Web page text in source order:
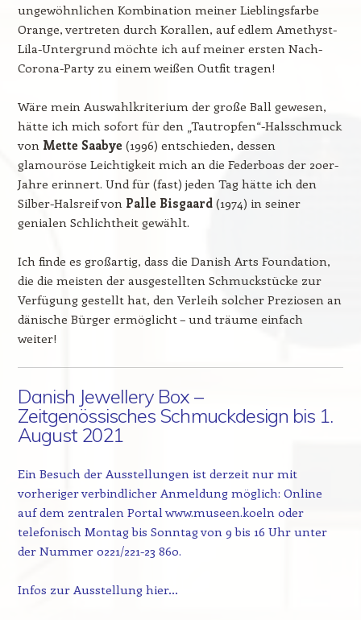
ungewöhnlichen Kombination meiner Lieblingsfarbe
Orange, vertreten durch Korallen, auf edlem Amethyst-
Lila-Untergrund möchte ich auf meiner ersten Nach-
Corona-Party zu einem weißen Outfit tragen!
Wäre mein Auswahlkriterium der große Ball gewesen,
hätte ich mich sofort für den „Tautropfen“-Halsschmuck
von Mette Saabye (1996) entschieden, dessen
glamouröse Leichtigkeit mich an die Federboas der 20er-
Jahre erinnert. Und für (fast) jeden Tag hätte ich den
Silber-Halsreif von Palle Bisgaard(1974) in seiner
genialen Schlichtheit gewählt.
Ich finde es großartig, dass die Danish Arts Foundation,
die die meisten der ausgestellten Schmuckstücke zur
Verfügung gestellt hat, den Verleih solcher Preziosen an
dänische Bürger ermöglicht – und träume einfach
weiter!
Danish Jewellery Box –
Zeitgenössisches Schmuckdesign bis 1.
August 2021
Ein Besuch der Ausstellungen ist derzeit nur mit
vorheriger verbindlicher Anmeldung möglich: Online
auf dem zentralen Portalwww.museen.koelnoder
telefonisch Montag bis Sonntag von 9 bis 16 Uhr unter
der Nummer 0221/221-23 860.
Infos zur Ausstellung hier…